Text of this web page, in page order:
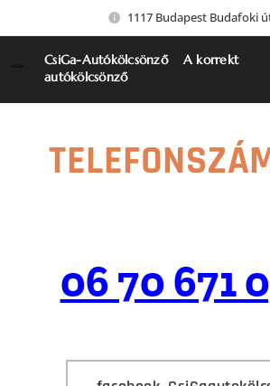
1117 Budapest Budafoki
CsiGa-Autókölcsönző A korrekt
autókölcsönző
06 70 671